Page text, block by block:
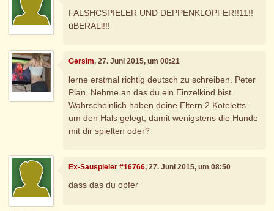
FALSHCSPIELER UND DEPPENKLOPFER!!11!!
üBERALl!!!
Gersim, 27. Juni 2015, um 00:21
lerne erstmal richtig deutsch zu schreiben. Peter
Plan. Nehme an das du ein Einzelkind bist.
Wahrscheinlich haben deine Eltern 2 Koteletts
um den Hals gelegt, damit wenigstens die Hunde
mit dir spielten oder?
Ex-Sauspieler #16766, 27. Juni 2015, um 08:50
dass das du opfer